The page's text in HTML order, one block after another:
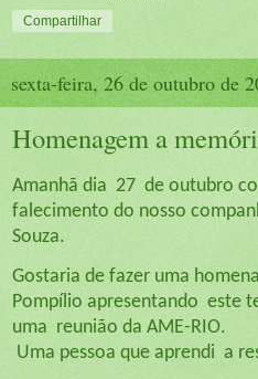
Compartilhar
sexta-feira, 26 de outubro de
Homenagem a
Amanhã dia 27 de outubro
falecimento do nosso
Souza.
Gostaria de fazer uma
Pompílio apresentando este
uma reunião da AME-RIO.
Uma pessoa que aprendi a